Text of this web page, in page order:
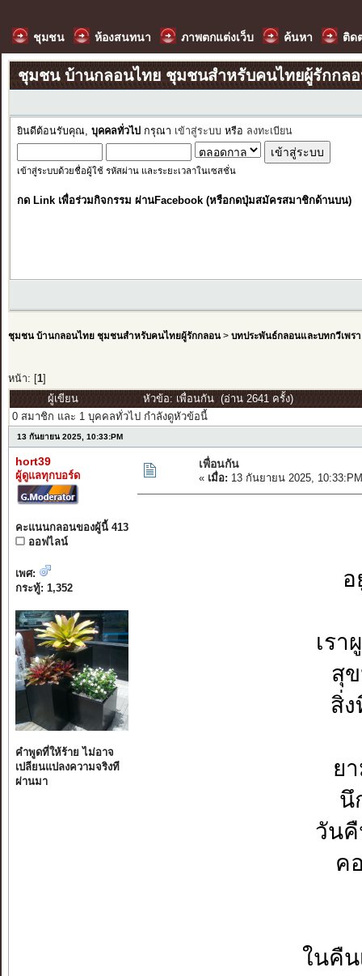
ชุมชน ห้องสนทนา ภาพตกแต่งเว็บ ค้นหา ติด
ชุมชน บ้านกลอนไทย ชุมชนสำหรับคนไทยผู้รักกล
ยินดีต้อนรับคุณ, บุคคลทั่วไป กรุณา เข้าสู่ระบบ หรือ ลงทะเบียน
เข้าสู่ระบบด้วยชื่อผู้ใช้ รหัสผ่าน และระยะเวลาในเซสชั่น
กด Link เพื่อร่วมกิจกรรม ผ่านFacebook (หรือกดปุ่มสมัครสมาชิกด้านบน)
ชุมชน บ้านกลอนไทย ชุมชนสำหรับคนไทยผู้รักกลอน> บทประพันธ์กลอนและบทกวีเพรา
หน้า: [ 1]
ผู้เขียน
หัวข้อ: เพื่อนกัน (อ่าน 2641 ครั้ง)
0 สมาชิก และ 1 บุคคลทั่วไป กำลังดูหัวข้อนี้
13 กันยายน 2025, 10:33:PM
hort39
ผู้ดูแลทุกบอร์ด
คะแนนกลอนของผู้นี้ 413
ออฟไลน์
เพศ:
กระทู้: 1,352
คำพูดที่ให้ร้าย ไม่อาจ
เปลียนแปลงความจริงที
ผ่านมา
เพื่อนกัน
« เมื่อ: 13 กันยายน 2025,
เรา
สุ
สิ่ง
ย
นึ
วันคื
ค
ในคืน